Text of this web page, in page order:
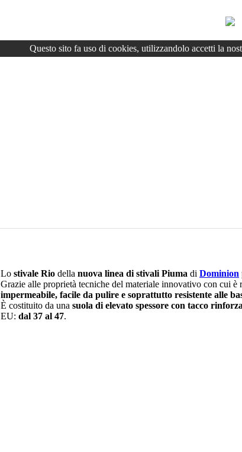
Questo sito fa uso di cookies, utilizzandolo accetti la
Lo stivale Rio della nuova linea di stivali Piuma di Dominion
Grazie alle proprietà tecniche del materiale innovativo con cui è
impermeabile, facile da pulire e soprattutto resistente alle
È costituito da una suola di elevato spessore con tacco
EU: dal 37 al 47.